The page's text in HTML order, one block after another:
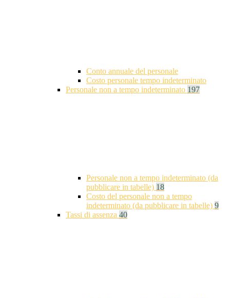
Conto annuale del personale
Costo personale tempo indeterminato
Personale non a tempo indeterminato 197
Personale non a tempo indeterminato (da
pubblicare in tabelle) 18
Costo del personale non a tempo
indeterminato (da pubblicare in tabelle) 9
Tassi di assenza 40